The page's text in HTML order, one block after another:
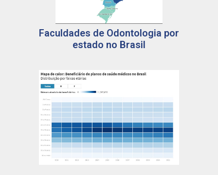
Faculdades de Odontologia por
estado no Brasil